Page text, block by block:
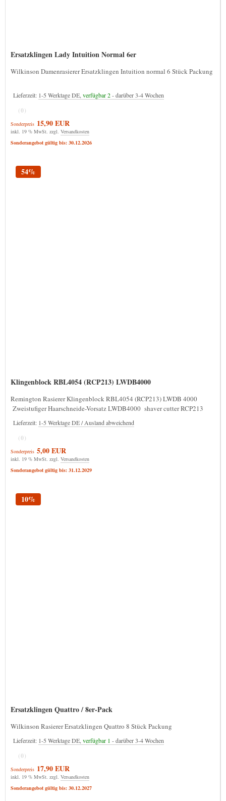
Ersatzklingen Lady Intuition Normal 6er
Wilkinson Damenrasierer Ersatzklingen Intuition normal 6 Stück Packung
Lieferzeit: 1-5 Werktage DE, verfügbar 2- darüber 3-4 Wochen
(0)
Sonderpreis 15,90 EUR
inkl. 19 % MwSt. zzgl. Versandkosten
Sonderangebot gültig bis: 30.12.2026
Klingenblock RBL4054 (RCP213) LWDB4000
Remington Rasierer Klingenblock RBL4054 (RCP213) LWDB 4000
Zweistufiger Haarschneide-Vorsatz LWDB4000 shaver cutter RCP213
Lieferzeit: 1-5 Werktage DE / Ausland abweichend
(0)
Sonderpreis 5,00 EUR
54%
inkl. 19 % MwSt. zzgl. Versandkosten
Sonderangebot gültig bis: 31.12.2029
Ersatzklingen Quattro / 8er-Pack
Wilkinson Rasierer Ersatzklingen Quattro 8 Stück Packung
Lieferzeit: 1-5 Werktage DE, verfügbar 1 - darüber 3-4 Wochen
(0)
Sonderpreis 17,90 EUR
10%
inkl. 19 % MwSt. zzgl. Versandkosten
Sonderangebot gültig bis: 30.12.2027